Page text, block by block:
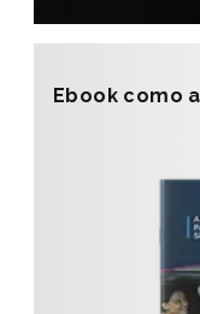
Ebook como